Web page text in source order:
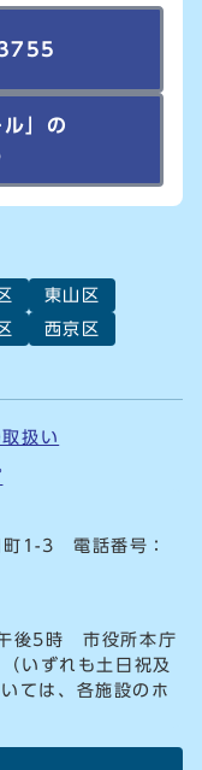
ル」の
東山区
西京区
扱い
1-3 電話番号：
後5時 市役所本庁
いずれも土日祝及
ては、各施設のホ